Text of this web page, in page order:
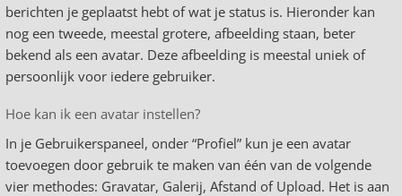
berichten je geplaatst hebt of wat je status is. Hieronder kan
nog een tweede, meestal grotere, afbeelding staan, beter
bekend als een avatar. Deze afbeelding is meestal uniek of
persoonlijk voor iedere gebruiker.
Hoe kan ik een avatar instellen?
In je Gebruikerspaneel, onder “Profiel” kun je een avatar
toevoegen door gebruik te maken van één van de volgende
vier methodes: Gravatar, Galerij, Afstand of Upload. Het is aan